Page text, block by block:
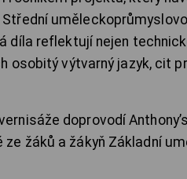
díla reflektují nejen
osobitý výtvarný jazyk, cit
doprovodí
žáků a žákyň Základní